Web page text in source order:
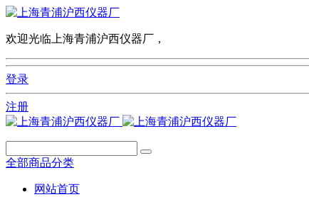
欢迎光临上海青浦沪西仪器厂，
登录
注册
全部商品分类
网站首页